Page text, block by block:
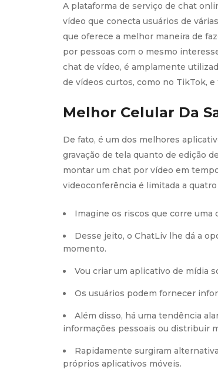
A plataforma de serviço de chat
vídeo que conecta usuários de
que oferece a melhor maneira de
por pessoas com o mesmo
chat de vídeo, é amplamente
de vídeos curtos, como no TikTok,
Melhor Celular Da
De fato, é um dos melhores
gravação de tela quanto de edição
montar um chat por vídeo em
videoconferência é limitada a quatro
Imagine os riscos que corre uma
Desse jeito, o ChatLiv lhe dá a
momento.
Vou criar um aplicativo de mídia
Os usuários podem fornecer
Além disso, há uma tendência
informações pessoais ou distribuir
Rapidamente surgiram
próprios aplicativos móveis.